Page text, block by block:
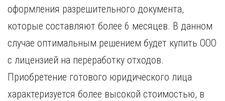
Красноярск
Курск
Л
Липецк
М
Магнитогорск
Уфа
Х
Хабаровск
Ч
Челябинск
Череповец
оформления разрешительного документа,
которые составляют более 6 месяцев. В данном
случае оптимальным решением будет купить ООО
с лицензией на переработку отходов.
Приобретение готового юридического лица
характеризуется более высокой стоимостью, в